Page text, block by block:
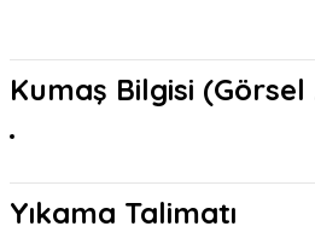
Kumaş Bilgisi
Yıkama Talimatı